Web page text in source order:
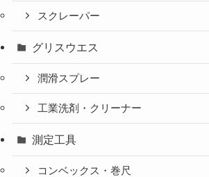
スクレーパー
グリスウエス
潤滑スプレー
工業洗剤・クリーナー
測定工具
コンベックス・巻尺